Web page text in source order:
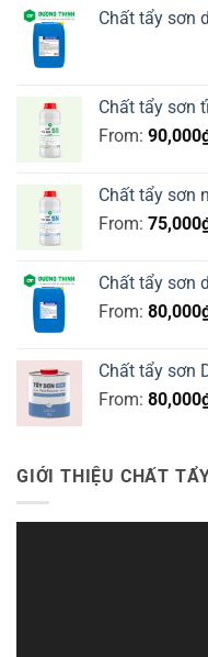
Chất tẩy sơn
Chất tẩy sơn
From: 90,000
Chất tẩy sơn
From: 75,000
Chất tẩy sơn
From: 80,000
Chất tẩy sơn
From: 80,000
GIỚI THIỆU CHẤT